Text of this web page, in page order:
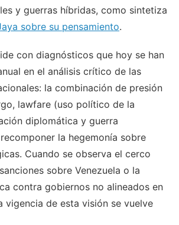
y guerras híbridas, como sintetiza
sobre su pensamiento.
con diagnósticos que hoy se han
en el análisis crítico de las
la combinación de presión
lawfare (uso político de la
diplomática y guerra
la hegemonía sobre
Cuando se observa el cerco
sobre Venezuela o la
contra gobiernos no alineados en
vigencia de esta visión se vuelve